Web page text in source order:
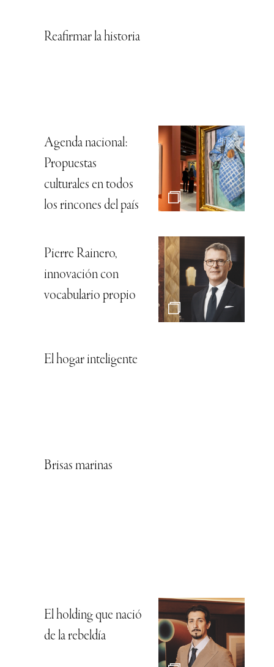
Reafirmar la historia
Agenda nacional:
Propuestas
culturales en todos
los rincones del país
Pierre Rainero,
innovación con
vocabulario propio
El hogar inteligente
Brisas marinas
El holding que nació
de la rebeldía